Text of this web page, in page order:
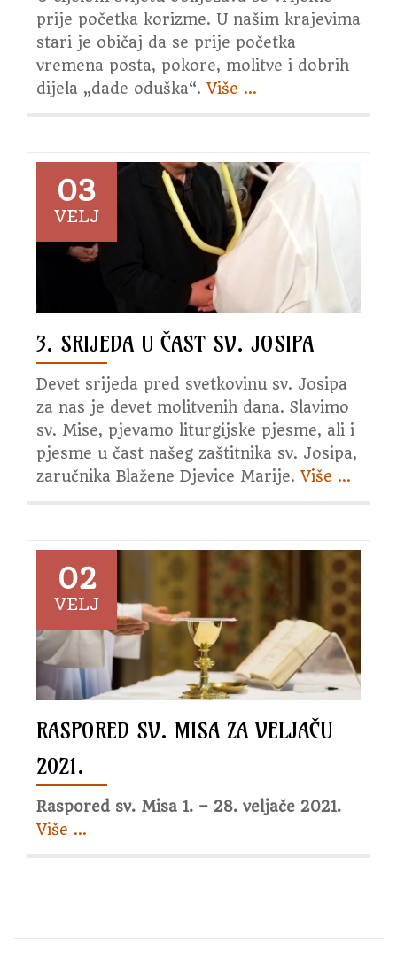
prije početka korizme. U našim krajevima
stari je običaj da se prije početka
vremena posta, pokore, molitve i dobrih
dijela „dade oduška“. Više about
2021.
…
03
VELJ
3. SRIJEDA U ČAST SV. JOSIPA
Devet srijeda pred svetkovinu sv. Josipa
za nas je devet molitvenih dana. Slavimo
sv. Mise, pjevamo liturgijske pjesme, ali i
pjesme u čast našeg zaštitnika sv. Josipa,
zaručnika Blažene Djevice Marije. Više about
čast
sv.
Josipa
…
02
VELJ
RASPORED SV. MISA ZA VELJAČU
2021.
Raspored sv. Misa 1. – 28. veljače 2021.
Više about
…